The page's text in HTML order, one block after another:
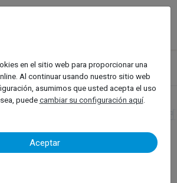
de Taller
de Carrocería
en el sitio web para proporcionar una
Al continuar usando nuestro sitio web
asumimos que usted acepta el uso
puedecambiar su configuración aquí.
Aceptar